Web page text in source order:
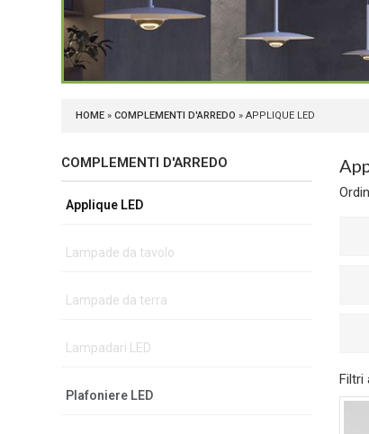
HOME» COMPLEMENTI D'ARREDO » APPLIQUE LED
COMPLEMENTI D'ARREDO
Applique LED
Lampade da tavolo
Lampade da terra
Lampadari LED
Plafoniere LED
Filtri